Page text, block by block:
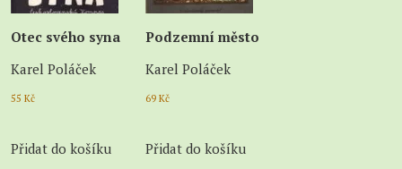
Otec svého syna
Karel Poláček
55 Kč
Přidat do košíku
Podzemní město
Karel Poláček
69 Kč
Přidat do košíku